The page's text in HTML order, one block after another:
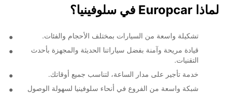
لماذا Europcar في سلوفينيا؟
تشكيلة واسعة من السيارات بمختلف الأحجام والفئات.
قيادة مريحة وآمنة بفضل سياراتنا الحديثة والمجهزة بأحدث
التقنيات.
خدمة تأجير على مدار الساعة، لتناسب جميع أوقاتك.
شبكة واسعة من الفروع في أنحاء سلوفينيا لسهولة الوصول